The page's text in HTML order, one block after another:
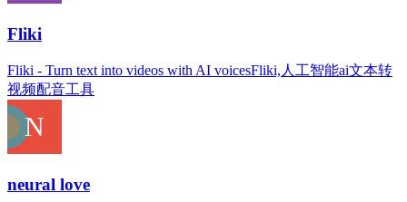
Fliki
Fliki - Turn text into videos with AI voicesFliki,人工智能ai文本转
视频配音工具
neural love